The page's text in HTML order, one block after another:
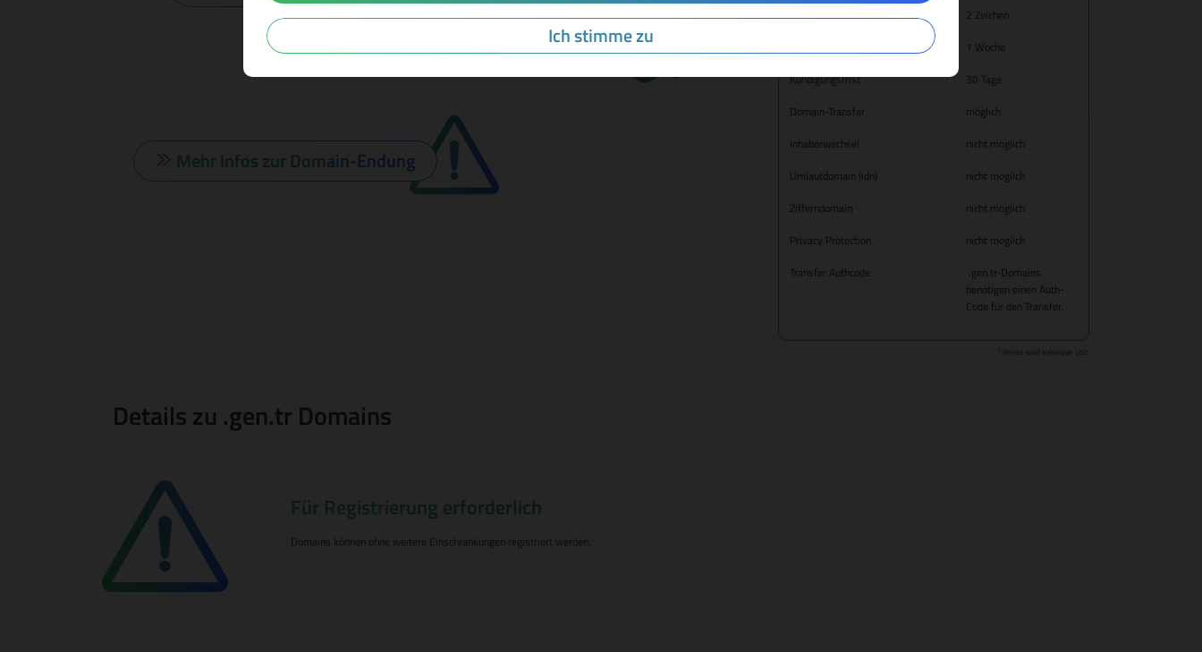
Ich stimme zu
Mehr Infos zur Domain-Endung
Domain-Mindestlänge
2 Zeichen
1 Woche
Kündigungsfrist
30 Tage
Domain-Transfer
möglich
Inhaberwechsel
nicht möglich
Umlautdomain (idn)
nicht möglich
Zifferndomain
nicht möglich
Privacy Protection
nicht möglich
Transfer Authcode
.gen.tr-Domains
benötigen einen Auth-
Code für den Transfer.
Preise sind exklusive USt.
Details zu .gen.tr Domains
Für Registrierung erforderlich
Domains können ohne weitere Einschränkungen registriert werden.